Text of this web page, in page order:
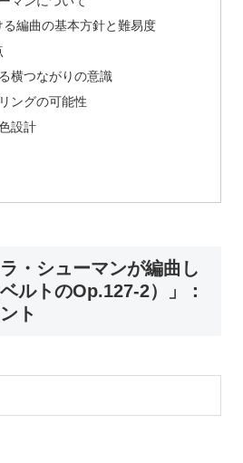
編曲の基本方針と難易度
横つながりの意識
ングの可能性
設計
・シューマンが編曲し
ルトのOp.127-2）」：
ト